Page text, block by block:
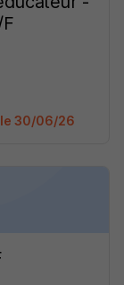
le 30/06/26